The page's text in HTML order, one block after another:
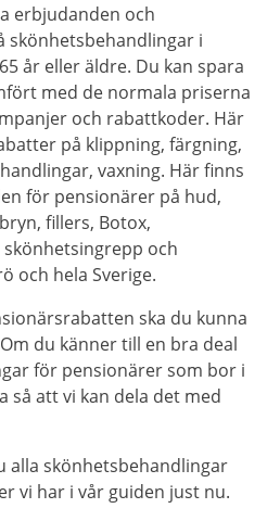
erbjudanden och
skönhetsbehandlingar i
år eller äldre. Du kan spara
med de normala priserna
och rabattkoder. Här
på klippning, färgning,
vaxning. Här finns
för pensionärer på hud,
fillers, Botox,
och
och hela Sverige.
ska du kunna
du känner till en bra deal
för pensionärer som bor i
så att vi kan dela det med
alla skönhetsbehandlingar
vi har i vår guiden just nu.